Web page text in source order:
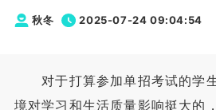
秋冬 2025-07-24 09:04:54
对于打算参加单招考试的学
境对学习和生活质量影响挺大的